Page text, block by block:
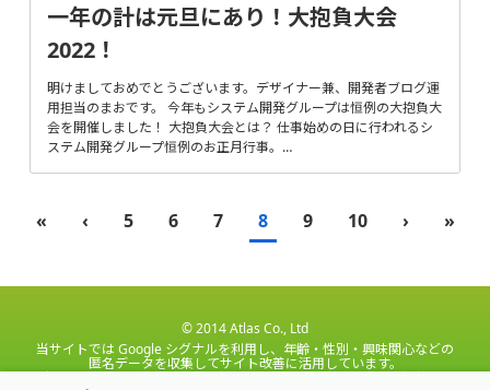
一年の計は元旦にあり！大抱負大会
2022！
明けましておめでとうございます。デザイナー兼、開発者ブログ運
用担当のまおです。 今年もシステム開発グループは恒例の大抱負大
会を開催しました！ 大抱負大会とは？ 仕事始めの日に行われるシ
ステム開発グループ恒例のお正月行事。…
« ‹ 5 6 7 8 9 10 › »
© 2014 Atlas Co., Ltd
当サイトでは Google シグナルを利用し、年齢・性別・興味関心などの
匿名データを収集してサイト改善に活用しています。
データは Google のポリシーに基づき管理され、広告設定から無効化で